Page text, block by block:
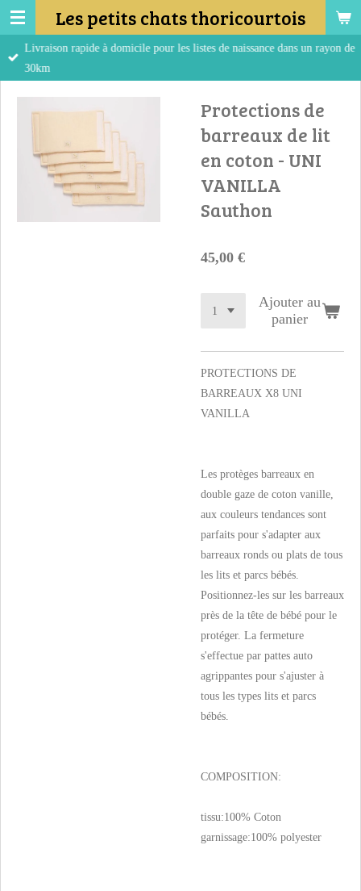
Passer
au
contenu
Les petits chats thoricourtois
Livraison rapide à domicile pour les listes de naissance dans un rayon de
30km
Protections de
barreaux de lit
en coton - UNI
VANILLA
Sauthon
45,00 €
Ajouter au
panier
PROTECTIONS DE
BARREAUX X8 UNI
VANILLA
Les protèges barreaux en
double gaze de coton vanille,
aux couleurs tendances sont
parfaits pour s'adapter aux
barreaux ronds ou plats de tous
les lits et parcs bébés.
Positionnez-les sur les barreaux
près de la tête de bébé pour le
protéger. La fermeture
s'effectue par pattes auto
agrippantes pour s'ajuster à
tous les types lits et parcs
bébés.
COMPOSITION:
tissu:100% Coton
garnissage:100% polyester